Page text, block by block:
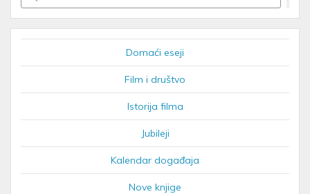
Domaći eseji
Film i društvo
Istorija filma
Jubileji
Kalendar događaja
Nove knjige